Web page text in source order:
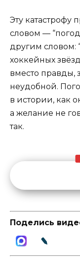
Эту катастрофу
словом —
другим словом:
хоккейных
вместо правды,
неудобной.
в истории, как
а желание не
так.
Поделись